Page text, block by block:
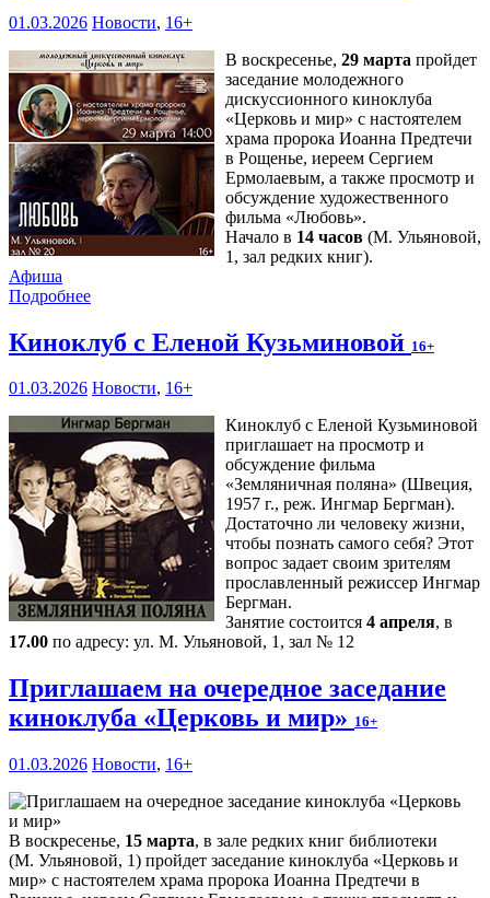
01.03.2026 Новости, 16+
В воскресенье, 29 марта пройдет
заседание молодежного
дискуссионного киноклуба
«Церковь и мир» с настоятелем
храма пророка Иоанна Предтечи
в Рощенье, иереем Сергием
Ермолаевым, а также просмотр и
обсуждение художественного
фильма «Любовь».
Начало в 14 часов (М. Ульяновой,
1, зал редких книг).
Афиша
Подробнее
Киноклуб с Еленой Кузьминовой 16+
01.03.2026 Новости, 16+
Киноклуб с Еленой Кузьминовой
приглашает на просмотр и
обсуждение фильма
«Земляничная поляна» (Швеция,
1957 г., реж. Ингмар Бергман).
Достаточно ли человеку жизни,
чтобы познать самого себя? Этот
вопрос задает своим зрителям
прославленный режиссер Ингмар
Бергман.
Занятие состоится 4 апреля, в
17.00 по адресу: ул. М. Ульяновой, 1, зал № 12
Приглашаем на очередное заседание
киноклуба «Церковь и мир» 16+
01.03.2026 Новости, 16+
В воскресенье, 15 марта, в зале редких книг библиотеки
(М. Ульяновой, 1) пройдет заседание киноклуба «Церковь и
мир» с настоятелем храма пророка Иоанна Предтечи в